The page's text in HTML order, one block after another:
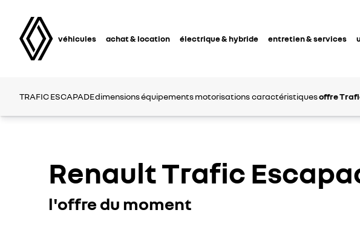
véhicules achat & location électrique & hybride entretien & services
TRAFIC ESCAPADEdimensionséquipements motorisations caractéristiquesoffre
Renault Trafic
l'offre du moment